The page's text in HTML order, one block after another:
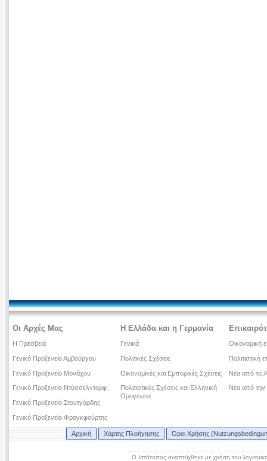
Οι Αρχές Μας
Η Πρεσβεία
Γενικό Προξενείο Αμβούργου
Γενικό Προξενείο Μονάχου
Γενικό Προξενείο Ντύσσελντορφ
Γενικό Προξενείο Στουτγάρδης
Γενικό Προξενείο Φραγκφούρτης
Η Ελλάδα και η Γερμανία
Γενικά
Πολιτικές Σχέσεις
Οικονομικές και Εμπορικές Σχέσεις
Πολιτιστικές Σχέσεις και Ελληνική
Ομογένεια
Οικονομική
Πολιτιστική
Νέα από τις
Νέα από την
Αρχική Χάρτης Πλοήγησης Όροι Χρήσης
Ο Ιστότοπος αναπτύχθηκε με χρήση του